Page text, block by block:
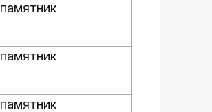
памятник
памятник
памятник